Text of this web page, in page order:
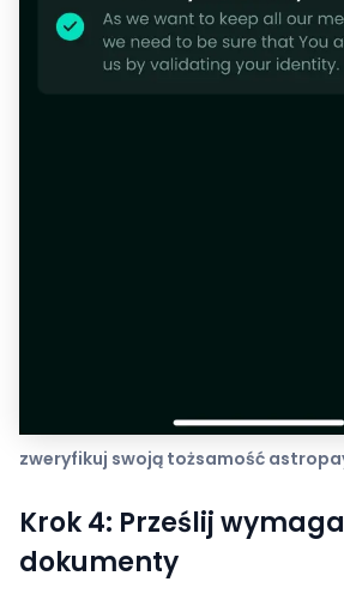
zweryfikuj swoją tożsamość
Krok 4: Prześlij
dokumenty